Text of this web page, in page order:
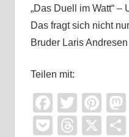
„Das Duell im Watt“ –
Das fragt sich nicht
Bruder Laris Andresen
Teilen mit:
PocketX